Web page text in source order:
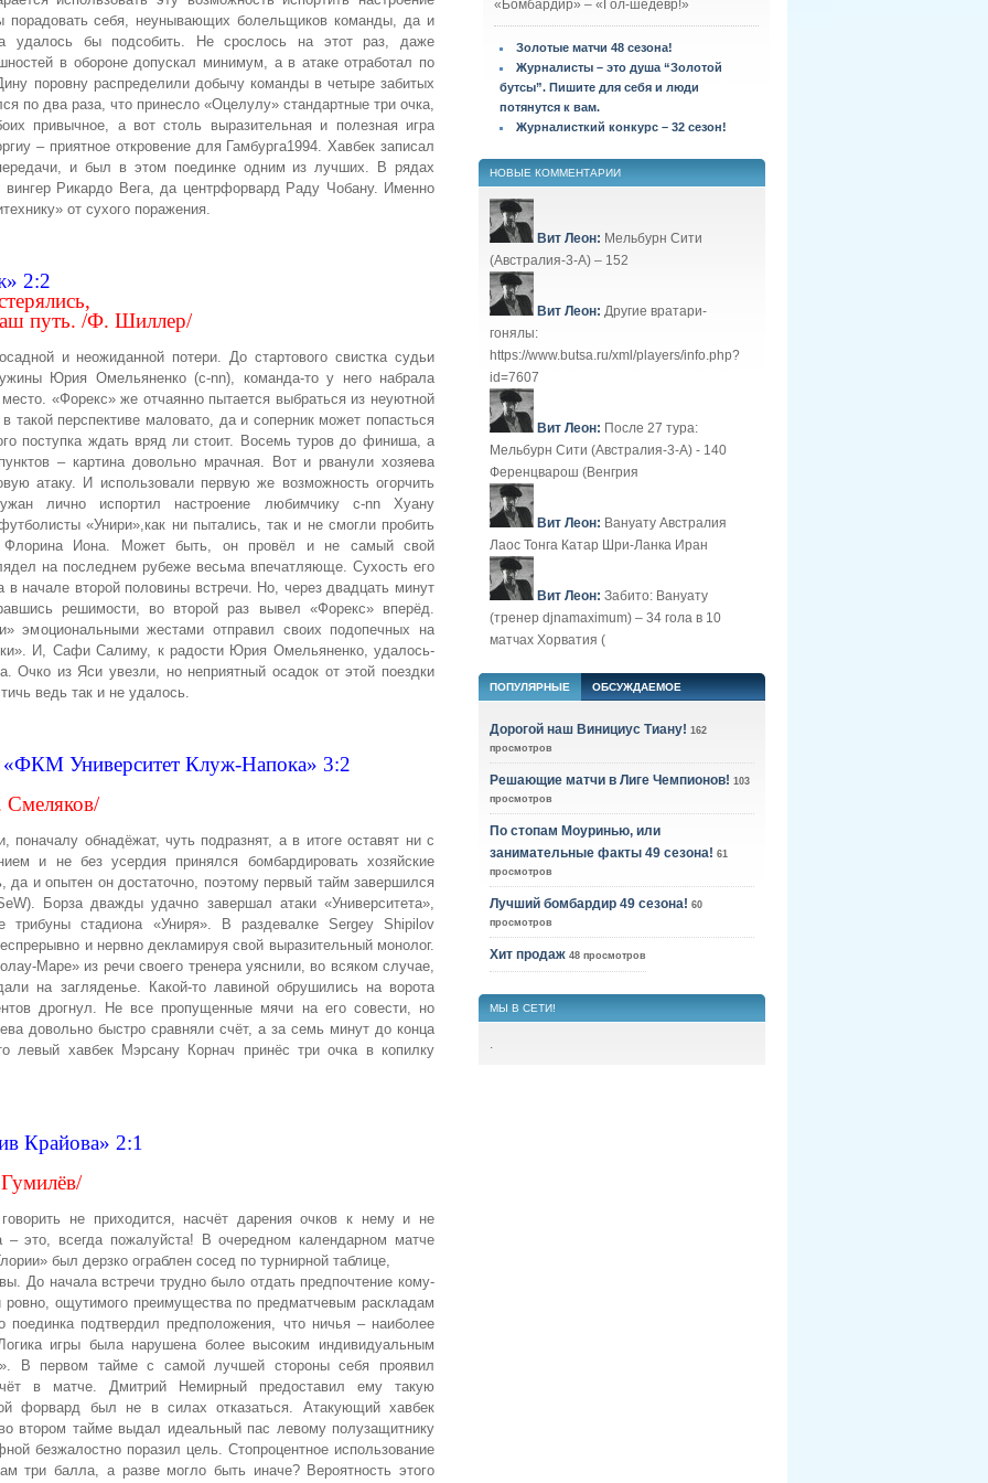
порадовать себя, неунывающих болельщиков команды, да и
удалось бы подсобить. Не срослось на этот раз, даже
в обороне допускал минимум, а в атаке отработал по
поровну распределили добычу команды в четыре забитых
по два раза, что принесло «Оцелулу» стандартные три очка,
привычное, а вот столь выразительная и полезная игра
– приятное откровение для Гамбурга1994. Хавбек записал
и был в этом поединке одним из лучших. В рядах
Рикардо Вега, да центрфорвард Раду Чобану. Именно
от сухого поражения.
2:2
путь. /Ф. Шиллер/
и неожиданной потери. До стартового свистка судьи
Юрия Омельяненко (c-nn), команда-то у него набрала
«Форекс» же отчаянно пытается выбраться из неуютной
такой перспективе маловато, да и соперник может попасться
поступка ждать вряд ли стоит. Восемь туров до финиша, а
– картина довольно мрачная. Вот и рванули хозяева
атаку. И использовали первую же возможность огорчить
лично испортил настроение любимчику c-nn Хуану
«Унири»,как ни пытались, так и не смогли пробить
Флорина Иона. Может быть, он провёл и не самый свой
на последнем рубеже весьма впечатляюще. Сухость его
начале второй половины встречи. Но, через двадцать минут
решимости, во второй раз вывел «Форекс» вперёд.
эмоциональными жестами отправил своих подопечных на
И, Сафи Салиму, к радости Юрия Омельяненко, удалось-
Очко из Яси увезли, но неприятный осадок от этой поездки
ведь так и не удалось.
Университет Клуж-Напока» 3:2
Смеляков/
поначалу обнадёжат, чуть подразнят, а в итоге оставят ни с
и не без усердия принялся бомбардировать хозяйские
да и опытен он достаточно, поэтому первый тайм завершился
Борза дважды удачно завершал атаки «Университета»,
трибуны стадиона «Униря». В раздевалке Sergey Shipilov
и нервно декламируя свой выразительный монолог.
Маре» из речи своего тренера уяснили, во всяком случае,
на загляденье. Какой-то лавиной обрушились на ворота
дрогнул. Не все пропущенные мячи на его совести, но
довольно быстро сравняли счёт, а за семь минут до конца
левый хавбек Мэрсану Корнач принёс три очка в копилку
Крайова» 2:1
не приходится, насчёт дарения очков к нему и не
это, всегда пожалуйста! В очередном календарном матче
был дерзко ограблен сосед по турнирной таблице,
До начала встречи трудно было отдать предпочтение кому-
ровно, ощутимого преимущества по предматчевым раскладам
подтвердил предположения, что ничья – наиболее
игры была нарушена более высоким индивидуальным
В первом тайме с самой лучшей стороны себя проявил
в матче. Дмитрий Немирный предоставил ему такую
форвард был не в силах отказаться. Атакующий хавбек
втором тайме выдал идеальный пас левому полузащитнику
безжалостно поразил цель. Стопроцентное использование
три балла, а разве могло быть иначе? Вероятность этого
«Бомбардир» – «Гол-шедевр!»
Золотые матчи 48 сезона!
Журналисты – это душа “Золотой
бутсы”. Пишите для себя и люди
потянутся к вам.
Журналисткий конкурс – 32 сезон!
НОВЫЕ КОММЕНТАРИИ
Вит Леон: Мельбурн Сити
(Австралия-3-А) – 152
Вит Леон: Другие вратари-
гонялы:
https://www.butsa.ru/xml/players/info.php?
id=7607
Вит Леон: После 27 тура:
Мельбурн Сити (Австралия-3-А) - 140
Ференцварош (Венгрия
Вит Леон: Вануату Австралия
Лаос Тонга Катар Шри-Ланка Иран
Вит Леон: Забито: Вануату
(тренер djnamaximum) – 34 гола в 10
матчах Хорватия (
ПОПУЛЯРНЫЕ ОБСУЖДАЕМОЕ
Дорогой наш Винициус Тиану! 162
просмотров
Решающие матчи в Лиге Чемпионов! 103
просмотров
По стопам Моуринью, или
занимательные факты 49 сезона! 61
просмотров
Лучший бомбардир 49 сезона! 60
просмотров
Хит продаж 48 просмотров
МЫ В СЕТИ!
.